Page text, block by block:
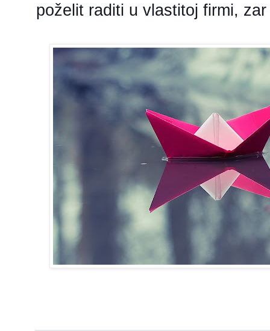
poželit raditi u vlastitoj firmi,